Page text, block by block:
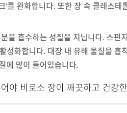
'를 완화합니다. 또한 장 속 콜레스
을 흡수하는 성질을 지닙니다. 스
성화합니다. 대장 내 유해 물질을
에 많이 들어있습니다.
야 비로소 장이 깨끗하고 건강